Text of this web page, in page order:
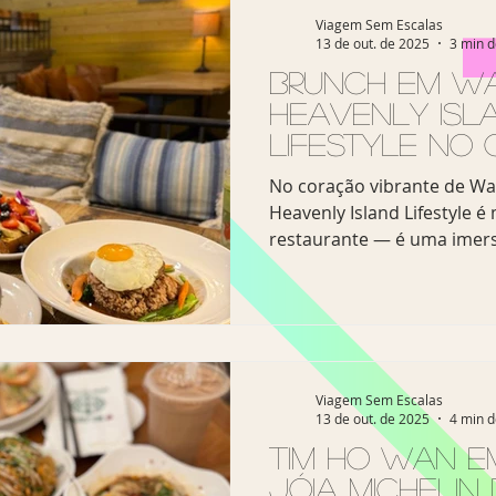
experiências mais
Localizado no coração de
um passeio imersivo que
Brunch em
Heavenly
Lifestyle no
do Havaí
No coração vibrante de
Heavenly Island Lifestyle é
restaurante — é uma
espírito aloha. Em um
natural, o espaço traduz a
leve, tropical e cheio de boas
de lugar que combina o
das ilhas com o toque
brunch uma verdadeira
gastronômica — seja para
ou vivendo nos Estados
Viagem Sem Escalas
13 de out. de 2025
3 min
Tim Ho Wan
Jóia Michelin
Viagem Sem Escalas
13 de out. de 2025
4 min